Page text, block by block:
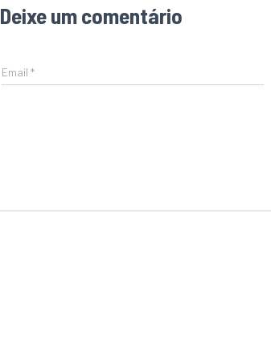
Deixe um comentário
Email*